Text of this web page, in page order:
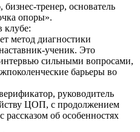
тренер, основатель
опоры».
клубе:
метод диагностики
ученик. Это
сильными вопросами,
барьеры во
руководитель
ЦОП, с продолжением
рассказом об особенностях